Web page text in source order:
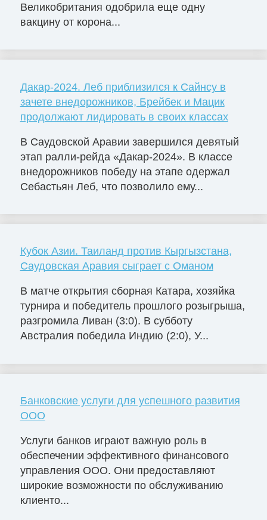
Великобритания одобрила еще одну
вакцину от корона...
Дакар-2024. Леб приблизился к Сайнсу в
зачете внедорожников, Брейбек и Мацик
продолжают лидировать в своих классах
В Саудовской Аравии завершился девятый
этап ралли-рейда «Дакар-2024». В классе
внедорожников победу на этапе одержал
Себастьян Леб, что позволило ему...
Кубок Азии. Таиланд против Кыргызстана,
Саудовская Аравия сыграет с Оманом
В матче открытия сборная Катара, хозяйка
турнира и победитель прошлого розыгрыша,
разгромила Ливан (3:0). В субботу
Австралия победила Индию (2:0), У...
Банковские услуги для успешного развития
ООО
Услуги банков играют важную роль в
обеспечении эффективного финансового
управления ООО. Они предоставляют
широкие возможности по обслуживанию
клиенто...